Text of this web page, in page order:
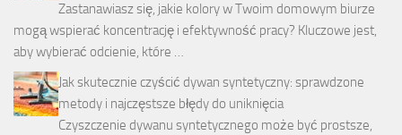
Zastanawiasz się, jakie kolory w Twoim domowym biurze
mogą wspierać koncentrację i efektywność pracy? Kluczowe jest,
aby wybierać odcienie, które …
Jak skutecznie czyścić dywan syntetyczny: sprawdzone
metody i najczęstsze błędy do uniknięcia
Czyszczenie dywanu syntetycznego może być prostsze,